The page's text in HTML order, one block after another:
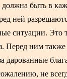
быть в
ней
ситуации. Это
Перед ним
дарованные
не